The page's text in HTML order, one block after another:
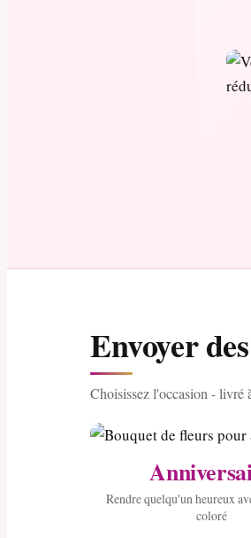
Envoyer
Choisissez l'occasion - livré
Rendre quelqu'un heureux
coloré